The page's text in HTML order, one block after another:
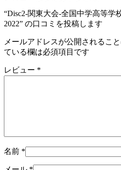
“Disc2-関東大会-全国中学高等学
2022” の口コミを投稿します
メールアドレスが公開されること
ている欄は必須項目です
レビュー *
名前 *